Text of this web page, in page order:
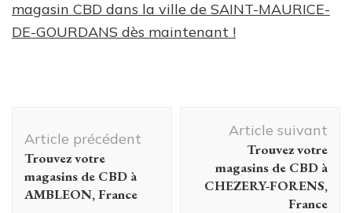
magasin CBD dans la ville de SAINT-MAURICE-
DE-GOURDANS dès maintenant !
d'article
Article précédent
Trouvez votre
magasins de CBD à
AMBLEON, France
Article suivant
Trouvez votre
magasins de CBD à
CHEZERY-FORENS,
France